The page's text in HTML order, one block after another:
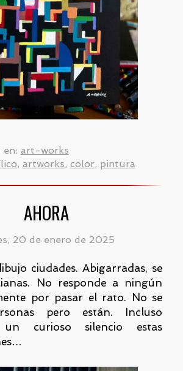
en: art-works
, artworks, color, pintura
AHORA
20 de enero de 2025
ciudades. Abigarradas, se
No responde a ningún
por pasar el rato. No se
pero están. Incluso
un curioso silencio estas